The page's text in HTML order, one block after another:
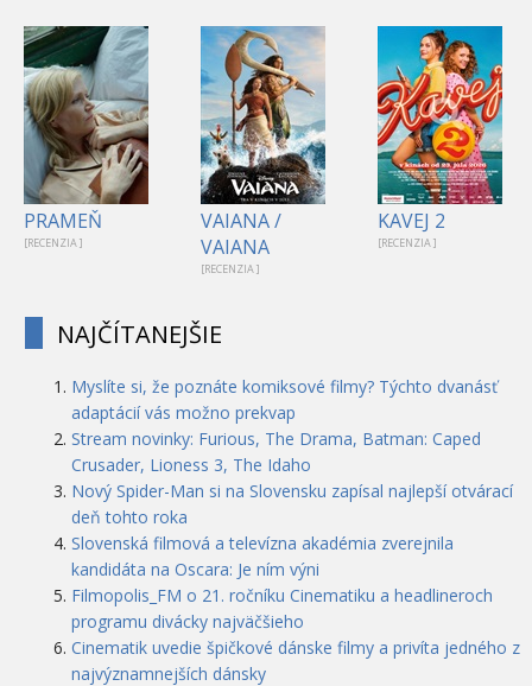
PRAMEŇ
[RECENZIA ]
VAIANA /
VAIANA
[RECENZIA ]
KAVEJ 2
[RECENZIA ]
NAJČÍTANEJŠIE
Myslíte si, že poznáte komiksové filmy? Týchto dvanásť
adaptácií vás možno prekvap
Stream novinky: Furious, The Drama, Batman: Caped
Crusader, Lioness 3, The Idaho
Nový Spider-Man si na Slovensku zapísal najlepší otvárací
deň tohto roka
Slovenská filmová a televízna akadémia zverejnila
kandidáta na Oscara: Je ním výni
Filmopolis_FM o 21. ročníku Cinematiku a headlineroch
programu divácky najväčšieho
Cinematik uvedie špičkové dánske filmy a privíta jedného z
najvýznamnejších dánsky